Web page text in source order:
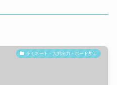
ラミネート・大判出力・ボード加工